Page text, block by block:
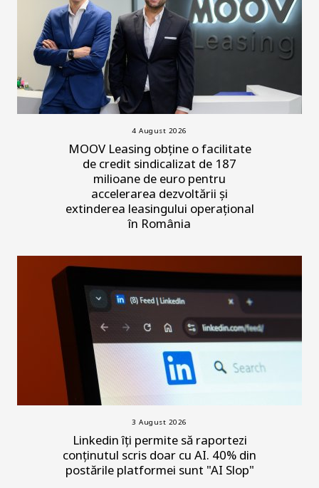
4 August 2026
MOOV Leasing obține o facilitate
de credit sindicalizat de 187
milioane de euro pentru
accelerarea dezvoltării și
extinderea leasingului operațional
în România
3 August 2026
Linkedin îți permite să raportezi
conținutul scris doar cu AI. 40% din
postările platformei sunt "AI Slop"